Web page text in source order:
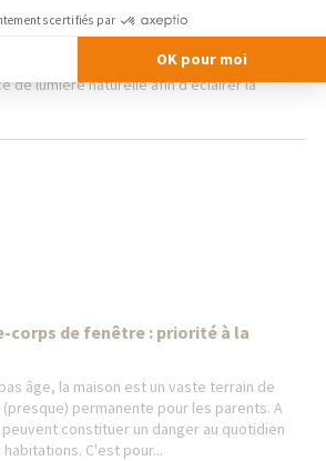
en réalisant un aménagement de
séduisant. Encore faut-il pouvoir
de lumière naturelle afin d’éclairer la
corps de fenêtre : priorité à la
âge, la maison est un vaste terrain de
(presque) permanente pour les parents. A
constituer un danger au quotidien
C'est pour...
certifiés par
OK pour moi